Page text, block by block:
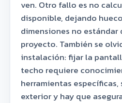
ven. Otro fallo es no
disponible, dejando
dimensiones no estándar
proyecto. También se
instalación: fijar la
techo requiere
herramientas
exterior y hay que